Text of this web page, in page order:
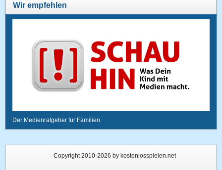
Wir empfehlen
Der Medienratgeber für Familien
Copyright 2010-2026 by kostenlosspielen.net